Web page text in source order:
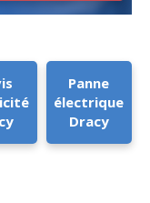
Panne
électrique
Dracy